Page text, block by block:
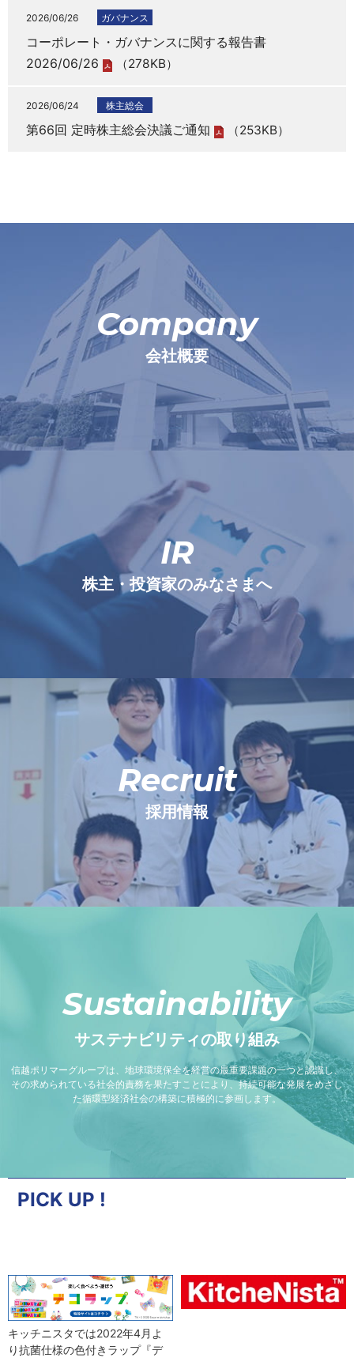
2026/06/26 ガバナンス
コーポレート・ガバナンスに関する報告書
2026/06/26
（278KB）
2026/06/24 株主総会
第66回 定時株主総会決議ご通知 （253KB）
Company
会社概要
IR
株主・投資家のみなさまへ
Recruit
採用情報
Sustainability
サステナビリティの取り組み
信越ポリマーグループは、地球環境保全を経営の最重要課題の一つと認識し、
その求められている社会的責務を果たすことにより、持続可能な発展をめざし
た循環型経済社会の構築に積極的に参画します。
PICK UP !
キッチニスタでは2022年4月よ
り抗菌仕様の色付きラップ『デ